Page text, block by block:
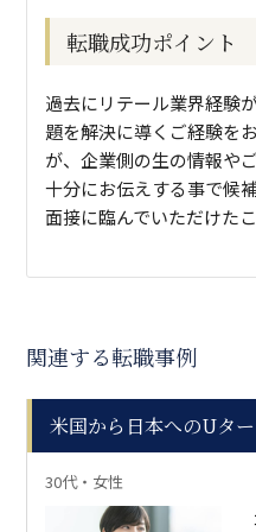
転職成功ポイント
過去にリテール業界経験
題を解決に導くご経験を
が、企業側の生の情報や
十分にお伝えする事で候
面接に臨んでいただけた
関連する転職事例
米国から日本へのUタ
30代・女性